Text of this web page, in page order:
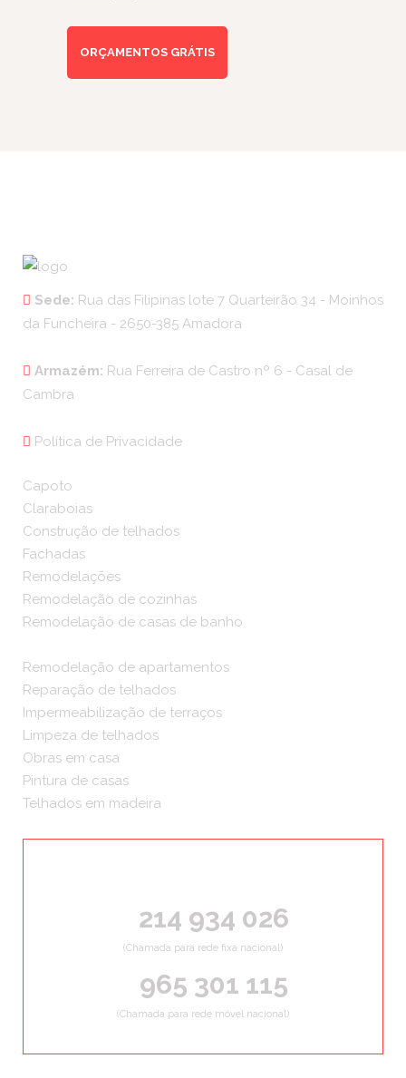
ORÇAMENTOS GRÁTIS
Sede: Rua das Filipinas lote 7 Quarteirão 34 - Moinhos
da Funcheira - 2650-385 Amadora
Armazém: Rua Ferreira de Castro nº 6 - Casal de
Cambra
Política de Privacidade
Capoto
Claraboias
Construção de telhados
Fachadas
Remodelações
Remodelação de cozinhas
Remodelação de casas de banho
Remodelação de apartamentos
Reparação de telhados
Impermeabilização de terraços
Limpeza de telhados
Obras em casa
Pintura de casas
Telhados em madeira
214 934 026
(Chamada para rede fixa nacional)
965 301 115
(Chamada para rede móvel nacional)